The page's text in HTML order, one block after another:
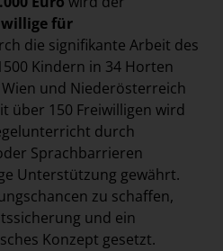
für
die signifikante Arbeit des
Kindern in 34 Horten
und Niederösterreich
über 150 Freiwilligen wird
durch
Sprachbarrieren
Unterstützung gewährt.
zu schaffen,
und ein
Konzept gesetzt.